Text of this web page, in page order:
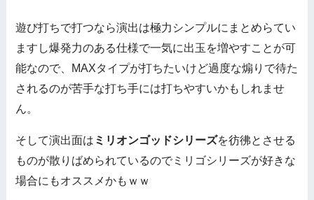
遊び打ちで打つなら演出は極力シンプルにまとめらてい
ますし爆発力のある仕様で一気に出玉を増やすことが可
能なので、MAXタイプが打ちたいけど過度な煽りで待た
されるのが苦手な打ち手には打ちやすいかもしれませ
ん。
そして演出面は ミリオンゴッドシリーズを彷彿とさせる
ものが散りばめられているのでミリゴシリーズが好きな
場合にもオススメかもｗｗ